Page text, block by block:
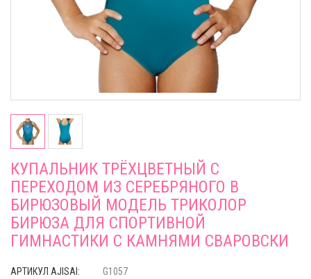
КУПАЛЬНИК ТРЁХЦВЕТНЫЙ С
ПЕРЕХОДОМ ИЗ СЕРЕБРЯНОГО В
БИРЮЗОВЫЙ МОДЕЛЬ ТРИКОЛОР
БИРЮЗА ДЛЯ СПОРТИВНОЙ
ГИМНАСТИКИ С КАМНЯМИ СВАРОВСКИ
АРТИКУЛ AJISAI: G1057